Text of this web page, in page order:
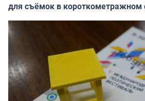
для съёмок в